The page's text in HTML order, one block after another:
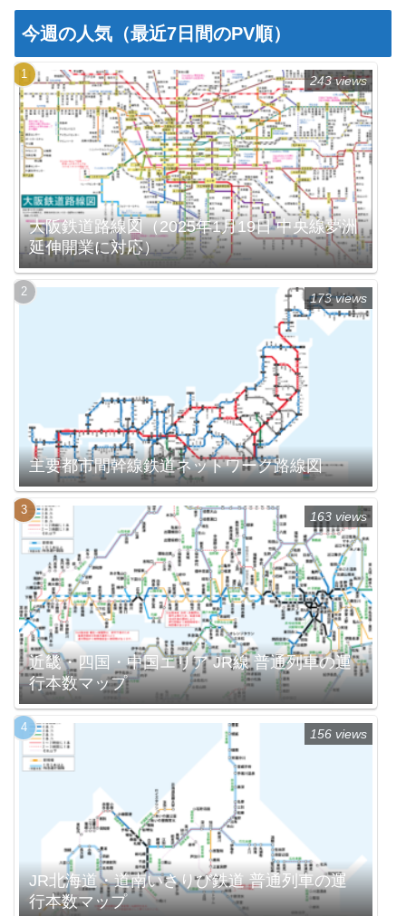
今週の人気（最近7日間のPV順）
大阪鉄道路線図（2025年1月19日 中央線夢洲
延伸開業に対応）
243 views
主要都市間幹線鉄道ネットワーク路線図
173 views
近畿・四国・中国エリア JR線 普通列車の運
行本数マップ
163 views
JR北海道・道南いさりび鉄道 普通列車の運
行本数マップ
156 views